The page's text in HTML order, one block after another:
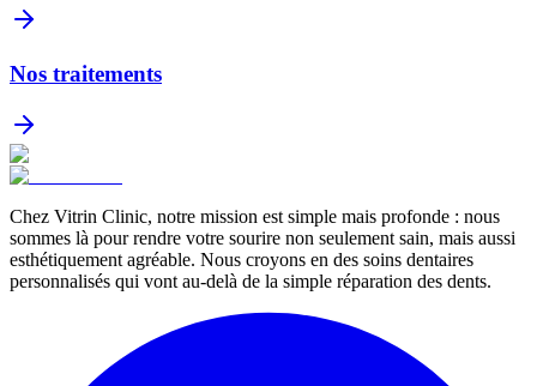
Nos traitements
Chez Vitrin Clinic, notre mission est simple mais profonde : nous
sommes là pour rendre votre sourire non seulement sain, mais aussi
esthétiquement agréable. Nous croyons en des soins dentaires
personnalisés qui vont au-delà de la simple réparation des dents.